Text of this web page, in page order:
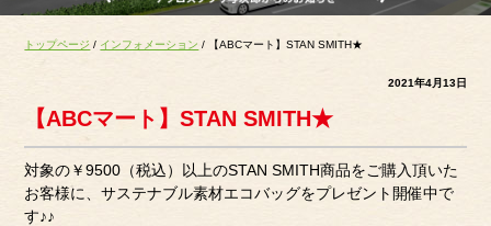
トップページ / インフォメーション / 【ABCマート】STAN SMITH★
2021年4月13日
【ABCマート】STAN SMITH★
対象の￥9500（税込）以上のSTAN SMITH商品をご購入頂いた
お客様に、サステナブル素材エコバッグをプレゼント開催中で
す♪♪